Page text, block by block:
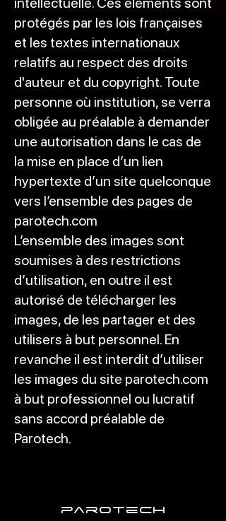
protégés par les lois françaises
et les textes internationaux
relatifs au respect des droits
d'auteur et du copyright. Toute
personne où institution, se verra
obligée au préalable à demander
une autorisation dans le cas de
la mise en place d’un lien
hypertexte d’un site quelconque
vers l’ensemble des pages de
parotech.com
L’ensemble des images sont
soumises à des restrictions
d’utilisation, en outre il est
autorisé de télécharger les
images, de les partager et des
utilisers à but personnel. En
revanche il est interdit d’utiliser
les images du site parotech.com
à but professionnel ou lucratif
sans accord préalable de
Parotech.
parotech